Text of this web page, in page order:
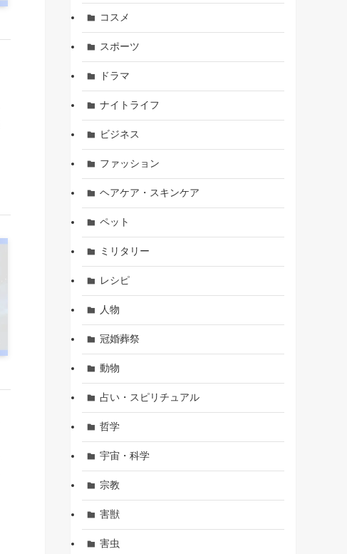
コスメ
スポーツ
ドラマ
ナイトライフ
ビジネス
ファッション
ヘアケア・スキンケア
ペット
ミリタリー
レシピ
人物
冠婚葬祭
動物
占い・スピリチュアル
哲学
宇宙・科学
宗教
害獣
害虫